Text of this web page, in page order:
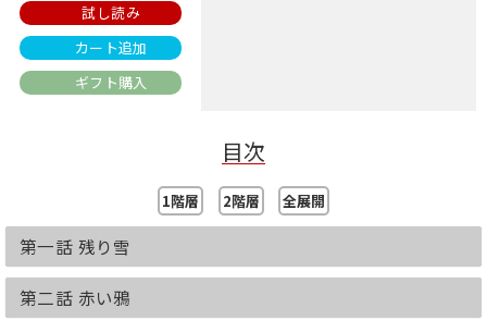
試し読み
カート追加
ギフト購入
目次
1階層 2階層 全展開
第一話 残り雪
第二話 赤い鴉